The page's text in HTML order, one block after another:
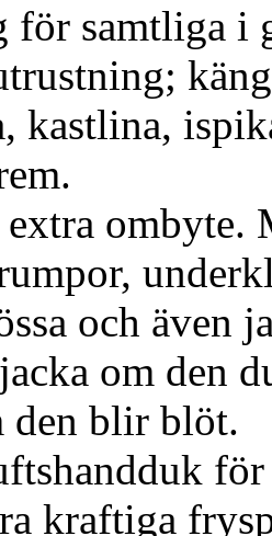
för samtliga i
kastlina,
ombyte.
och även
om den
den blir blöt.
för
kraftiga